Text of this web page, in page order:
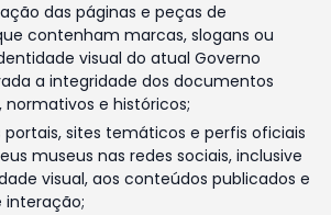
das páginas e peças de
contenham marcas, slogans ou
visual do atual Governo
a integridade dos documentos
e históricos;
sites temáticos e perfis oficiais
museus nas redes sociais, inclusive
visual, aos conteúdos publicados e
interação;